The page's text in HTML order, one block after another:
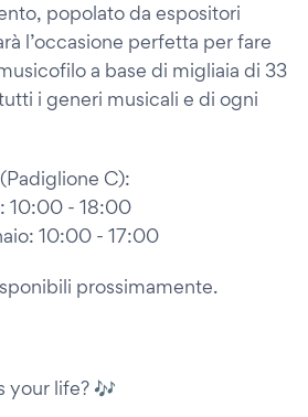
popolato da espositori
l’occasione perfetta per fare
a base di migliaia di 33
i generi musicali e di ogni
C):
10:00 - 18:00
10:00 - 17:00
prossimamente.
your life? 🎶